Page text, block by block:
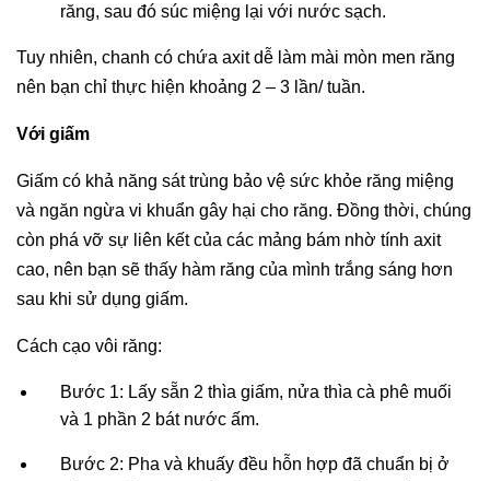
răng, sau đó súc miệng lại với nước sạch.
Tuy nhiên, chanh có chứa axit dễ làm mài mòn men răng
nên bạn chỉ thực hiện khoảng 2 – 3 lần/ tuần.
Với giấm
Giấm có khả năng sát trùng bảo vệ sức khỏe răng miệng
và ngăn ngừa vi khuẩn gây hại cho răng. Đồng thời, chúng
còn phá vỡ sự liên kết của các mảng bám nhờ tính axit
cao, nên bạn sẽ thấy hàm răng của mình trắng sáng hơn
sau khi sử dụng giấm.
Cách cạo vôi răng:
Bước 1: Lấy sẵn 2 thìa giấm, nửa thìa cà phê muối
và 1 phần 2 bát nước ấm.
Bước 2: Pha và khuấy đều hỗn hợp đã chuẩn bị ở